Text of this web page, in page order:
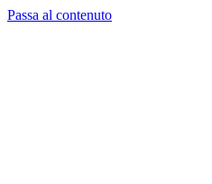
Passa al contenuto